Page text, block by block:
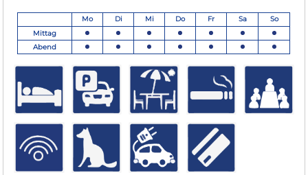
Mo Di Mi Do Fr Sa
So
Mittag
Abend